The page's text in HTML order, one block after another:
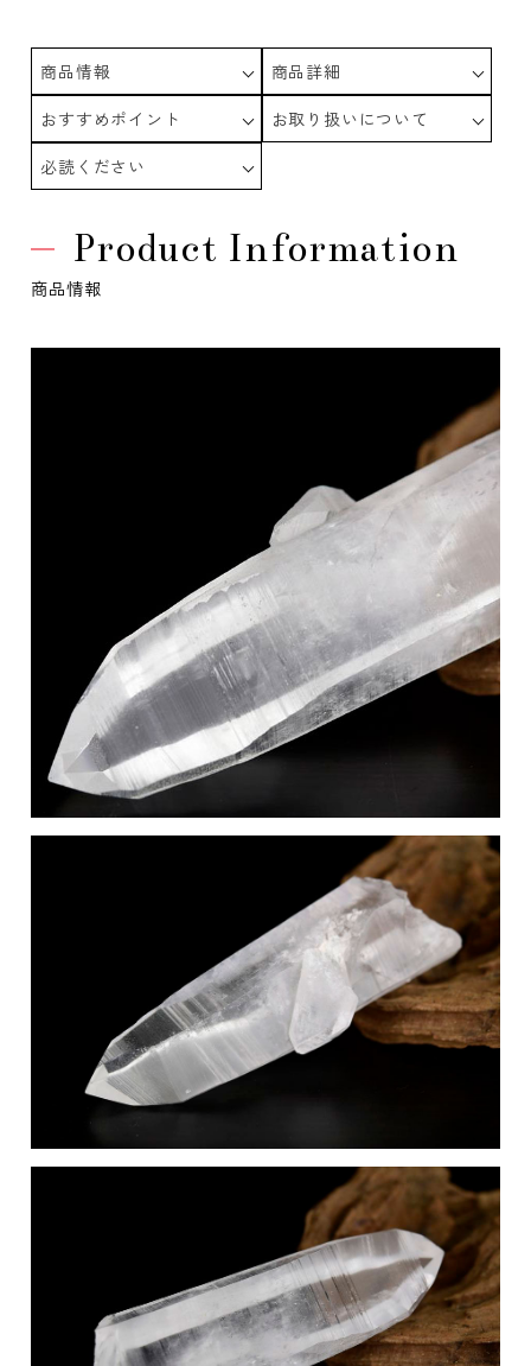
商品情報
商品詳細
おすすめポイント
お取り扱いについて
必読ください
Product Information
商品情報